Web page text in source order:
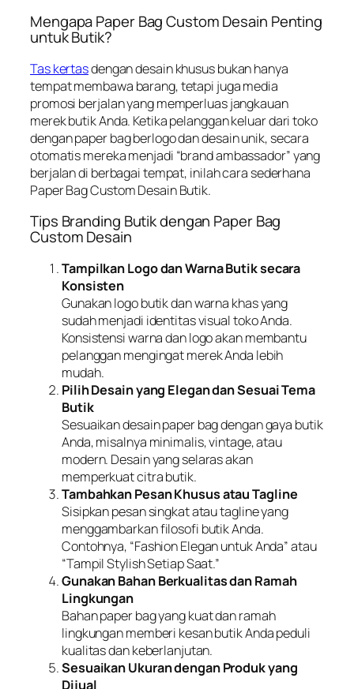
Mengapa Paper Bag Custom Desain Penting
untuk Butik?
Tas kertasdengan desain khusus bukan hanya
tempat membawa barang, tetapi juga media
promosi berjalan yang memperluas jangkauan
merek butik Anda. Ketika pelanggan keluar dari toko
dengan paper bag berlogo dan desain unik, secara
otomatis mereka menjadi “brand ambassador” yang
berjalan di berbagai tempat, inilah cara sederhana
Paper Bag Custom Desain Butik.
Tips Branding Butik dengan Paper Bag
Custom Desain
Tampilkan Logo dan Warna Butik secara
Konsisten
Gunakan logo butik dan warna khas yang
sudah menjadi identitas visual toko Anda.
Konsistensi warna dan logo akan membantu
pelanggan mengingat merek Anda lebih
mudah.
Pilih Desain yang Elegan dan Sesuai Tema
Butik
Sesuaikan desain paper bag dengan gaya butik
Anda, misalnya minimalis, vintage, atau
modern. Desain yang selaras akan
memperkuat citra butik.
Tambahkan Pesan Khusus atau Tagline
Sisipkan pesan singkat atau tagline yang
menggambarkan filosofi butik Anda.
Contohnya, “Fashion Elegan untuk Anda” atau
“Tampil Stylish Setiap Saat.”
Gunakan Bahan Berkualitas dan Ramah
Lingkungan
Bahan paper bag yang kuat dan ramah
lingkungan memberi kesan butik Anda peduli
kualitas dan keberlanjutan.
Sesuaikan Ukuran dengan Produk yang
Dijual